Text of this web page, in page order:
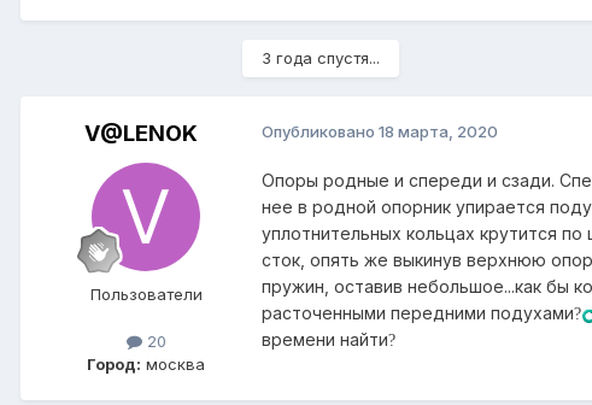
3 года спустя...
V@LENOK
Пользователи
20
Город: москва
Опубликовано 18 марта, 2020
Опоры родные и спереди и сзади.
нее в родной опорник упирается
уплотнительных кольцах крутится по
сток, опять же выкинув верхнюю
пружин, оставив небольшое...как бы
расточенными передними подухами
времени найти?